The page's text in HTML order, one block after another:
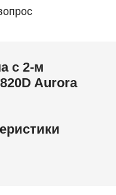
с 2-м
Aurora